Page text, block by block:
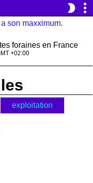
brightness_2 more_vert
foraines en France
+02:00
exploitation